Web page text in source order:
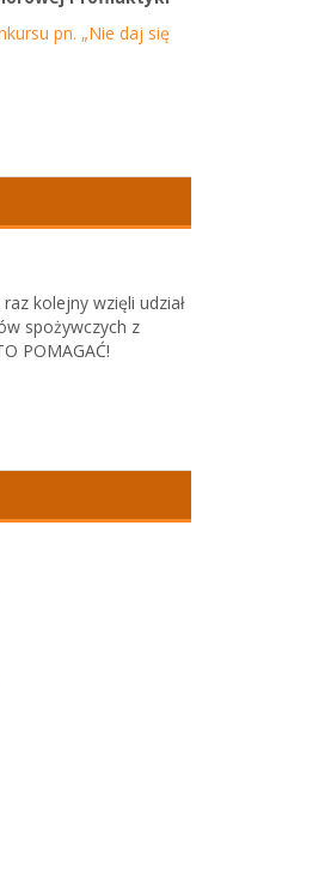
pn. „Nie daj się
kolejny wzięli udział
spożywczych z